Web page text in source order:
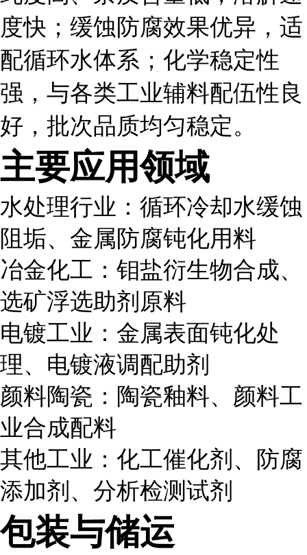
度快；缓蚀防腐效果优异，适
配循环水体系；化学稳定性
强，与各类工业辅料配伍性良
好，批次品质均匀稳定。
主要应用领域
水处理行业：循环冷却水缓蚀
阻垢、金属防腐钝化用料
冶金化工：钼盐衍生物合成、
选矿浮选助剂原料
电镀工业：金属表面钝化处
理、电镀液调配助剂
颜料陶瓷：陶瓷釉料、颜料工
业合成配料
其他工业：化工催化剂、防腐
添加剂、分析检测试剂
包装与储运